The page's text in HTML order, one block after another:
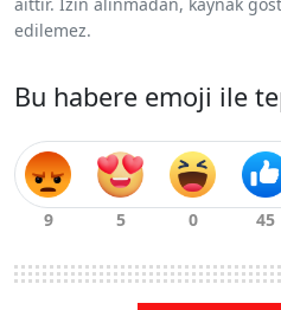
edilemez.
Bu habere emoji ile